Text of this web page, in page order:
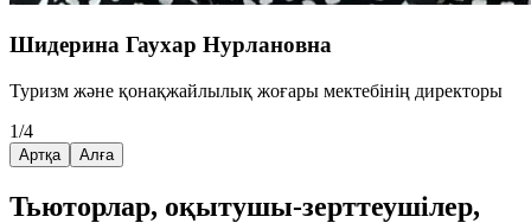
Шидерина Гаухар Нурлановна
Туризм және қонақжайлылық жоғары мектебінің директоры
1/4
Артқа Алға
Тьюторлар, оқытушы-зерттеушілер,